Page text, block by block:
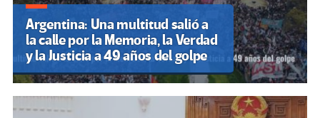
Argentina: Una multitud salió a
la calle por la Memoria, la Verdad
y la Justicia a 49 años del golpe